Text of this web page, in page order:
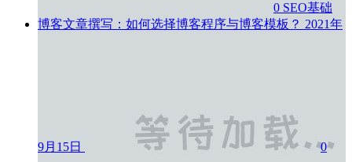
0 SEO基础
博客文章撰写：如何选择博客程序与博客模板？ 2021年
9月15日 0